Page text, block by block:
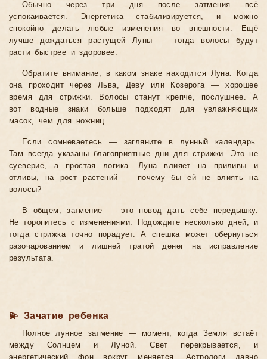
Обычно через три дня после затмения всё
успокаивается. Энергетика стабилизируется, и можно
спокойно делать любые изменения во внешности. Ещё
лучше дождаться растущей Луны — тогда волосы будут
расти быстрее и здоровее.
Обратите внимание, в каком знаке находится Луна. Когда
она проходит через Льва, Деву или Козерога — хорошее
время для стрижки. Волосы станут крепче, послушнее. А
вот водные знаки больше подходят для увлажняющих
масок, чем для ножниц.
Если сомневаетесь — загляните в лунный календарь.
Там всегда указаны благоприятные дни для стрижки. Это не
суеверие, а простая логика. Луна влияет на приливы и
отливы, на рост растений — почему бы ей не влиять на
волосы?
В общем, затмение — это повод дать себе передышку.
Не торопитесь с изменениями. Подождите несколько дней, и
тогда стрижка точно порадует. А спешка может обернуться
разочарованием и лишней тратой денег на исправление
результата.
💫 Зачатие ребенка
Полное лунное затмение — момент, когда Земля встаёт
между Солнцем и Луной. Свет перекрывается, и